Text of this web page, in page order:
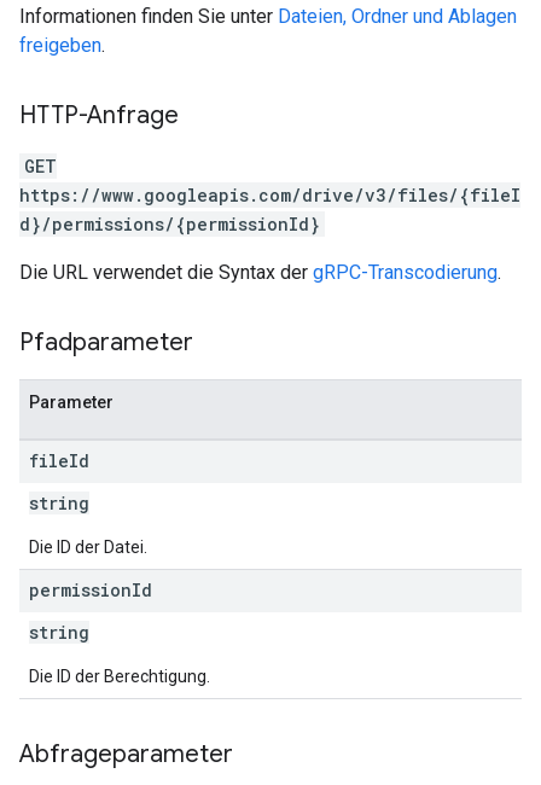
Informationen finden Sie unter Dateien, Ordner und Ablagen
freigeben.
HTTP-Anfrage
GET
https://www.googleapis.com/drive/v3/files/{fileI
d}/permissions/{permissionId}
Die URL verwendet die Syntax der gRPC-Transcodierung.
Pfadparameter
Parameter
fileId
string
Die ID der Datei.
permissionId
string
Die ID der Berechtigung.
Abfrageparameter